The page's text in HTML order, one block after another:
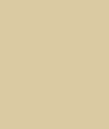
de